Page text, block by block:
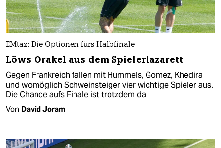
EMtaz: Die Optionen fürs Halbfinale
Löws Orakel aus dem Spielerlazarett
Gegen Frankreich fallen mit Hummels, Gomez, Khedira
und womöglich Schweinsteiger vier wichtige Spieler aus.
Die Chance aufs Finale ist trotzdem da.
Von David Joram